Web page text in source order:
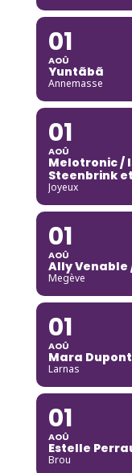
01
AOÛ
Yuntãbã
Annemasse
01
AOÛ
Melotronic /
Steenbrink
Joyeux
01
AOÛ
Ally Venable
Megève
01
AOÛ
Mara
Larnas
01
AOÛ
Estelle
Brou